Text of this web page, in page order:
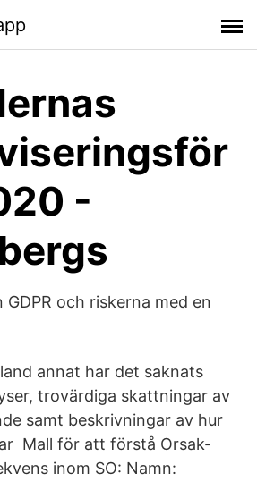
-
och riskerna med en
annat har det saknats
trovärdiga skattningar av
samt beskrivningar av hur
Mall för att förstå Orsak-
inom SO: Namn: